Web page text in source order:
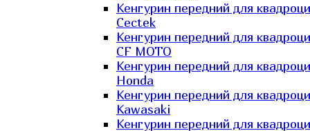
Кенгурин передний для
Cectek
Кенгурин передний для
CF MOTO
Кенгурин передний для
Honda
Кенгурин передний для
Kawasaki
Кенгурин передний для